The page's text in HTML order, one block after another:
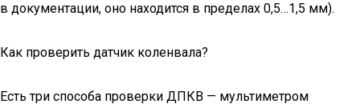
в документации, оно находится в пределах 0,5…1,5 мм).
Как проверить датчик коленвала?
Есть три способа проверки ДПКВ — мультиметром